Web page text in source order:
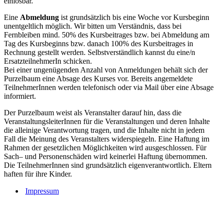
Eine Abmeldung ist grundsätzlich bis eine Woche vor Kursbeginn
unentgeltlich möglich. Wir bitten um Verständnis, dass bei
Fernbleiben mind. 50% des Kursbeitrages bzw. bei Abmeldung am
Tag des Kursbeginns bzw. danach 100% des Kursbeitrages in
Rechnung gestellt werden. Selbstverständlich kannst du eine/n
ErsatzteilnehmerIn schicken.
Bei einer ungenügenden Anzahl von Anmeldungen behält sich der
Purzelbaum eine Absage des Kurses vor. Bereits angemeldete
TeilnehmerInnen werden telefonisch oder via Mail über eine Absage
informiert.
Der Purzelbaum weist als Veranstalter darauf hin, dass die
VeranstaltungsleiterInnen für die Veranstaltungen und deren Inhalte
die alleinige Verantwortung tragen, und die Inhalte nicht in jedem
Fall die Meinung des Veranstalters widerspiegeln. Eine Haftung im
Rahmen der gesetzlichen Möglichkeiten wird ausgeschlossen. Für
Sach– und Personenschäden wird keinerlei Haftung übernommen.
Die TeilnehmerInnen sind grundsätzlich eigenverantwortlich. Eltern
haften für ihre Kinder.
Impressum